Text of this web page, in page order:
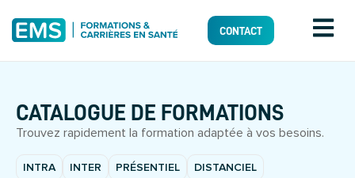
CONTACT
CATALOGUE DE FORMATIONS
Trouvez rapidement la formation adaptée à vos besoins.
INTRA INTER PRÉSENTIEL DISTANCIEL